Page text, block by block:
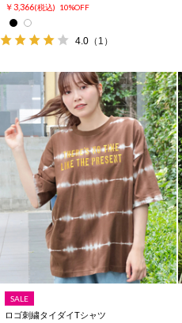
￥3,366(税込) 10%OFF
4.0 （1）
SALE
ロゴ刺繍タイダイTシャツ